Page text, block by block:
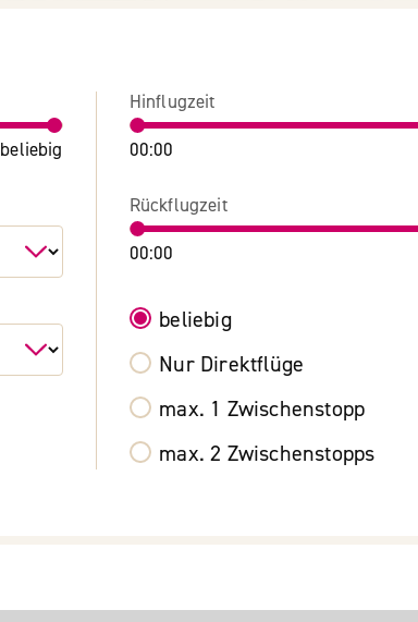
beliebig
Hinflugzeit
00:00
Rückflugzeit
00:00
beliebig
Nur Direktflüge
max. 1 Zwischenstopp
max. 2 Zwischenstopps